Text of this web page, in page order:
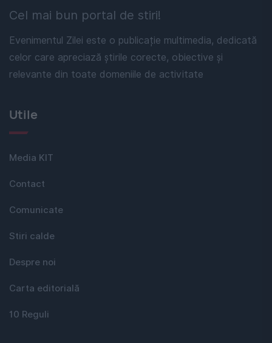
Cel mai bun portal de stiri!
Evenimentul Zilei este o publicație multimedia, dedicată
celor care apreciază știrile corecte, obiective și
relevante din toate domeniile de activitate
Utile
Media KIT
Contact
Comunicate
Stiri calde
Despre noi
Carta editorială
10 Reguli